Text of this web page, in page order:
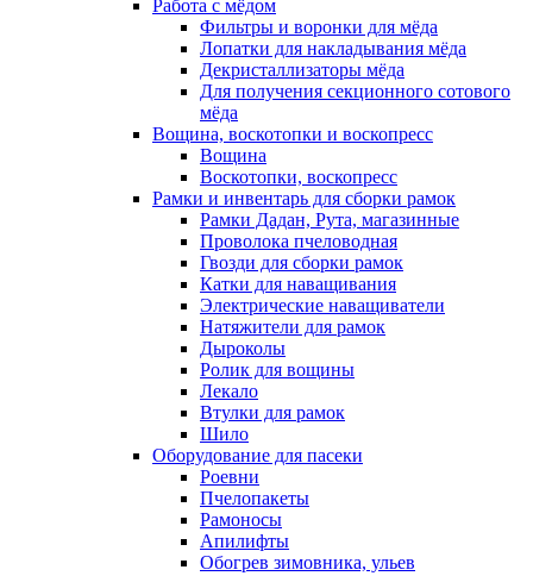
Работа с мёдом
Фильтры и воронки для мёда
Лопатки для накладывания мёда
Декристаллизаторы мёда
Для получения секционного сотового
мёда
Вощина, воскотопки и воскопресс
Вощина
Воскотопки, воскопресс
Рамки и инвентарь для сборки рамок
Рамки Дадан, Рута, магазинные
Проволока пчеловодная
Гвозди для сборки рамок
Катки для наващивания
Электрические наващиватели
Натяжители для рамок
Дыроколы
Ролик для вощины
Лекало
Втулки для рамок
Шило
Оборудование для пасеки
Роевни
Пчелопакеты
Рамоносы
Апилифты
Обогрев зимовника, ульев